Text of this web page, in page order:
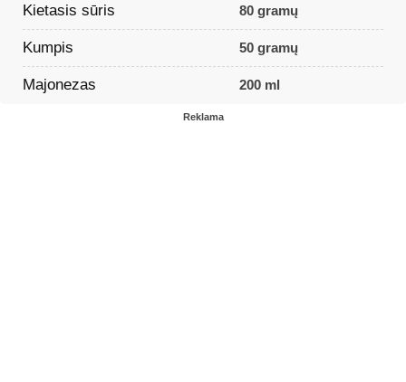
Kietasis sūris 80 gramų
Kumpis 50 gramų
Majonezas 200 ml
Reklama